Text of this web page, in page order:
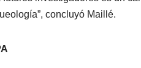
concluyó Maillé.